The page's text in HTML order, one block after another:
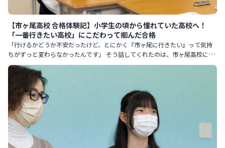
【市ヶ尾高校 合格体験記】小学生の頃から憧れていた高校へ！
「一番行きたい高校」にこだわって掴んだ合格
「行けるかどうか不安だったけど、とにかく『市ヶ尾に行きたい』って気持
ちがずっと変わらなかったんです」 そう話してくれたのは、市ヶ尾高校に合
格したUさん。 入塾時は継続が苦手で、集団塾では成績が伸び悩ん